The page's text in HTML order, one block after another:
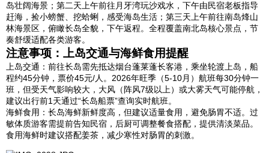
岛壮阔海景；第二天上午前往月牙湾玩沙戏水，下午由民宿老板指导
赶海，捡小螃蟹、挖蛤蜊，感受海岛生活；第三天上午前往南岛烽山
林海景区，俯瞰长岛全貌，下午返程。全程覆盖南北岛核心景点，节
奏舒缓适配各类游客。
注意事项：上岛交通与海鲜食用提醒
上岛交通：前往长岛需先抵达烟台蓬莱蓬长客港，乘坐轮渡上岛，船
程约45分钟，票价45元/人。2026年旺季（5-10月）航班每30分钟一
班，但受天气影响较大，大风（阵风7级以上）或大雾天气可能停航，
建议出行前1天通过“长岛船票”查询实时航班。
海鲜食用：长岛海鲜新鲜度高，但建议适量食用，避免肠胃不适。过
敏体质游客需提前告知民宿，后厨可调整餐食搭配，提供清淡菜品。
食用海鲜时建议搭配姜茶，减少寒性对肠胃的刺激。